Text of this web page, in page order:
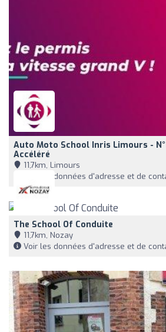
Auto Moto School Inris Limours -
Accéléré
11,7km, Limours
Voir les données d'adresse et de
The School Of Conduite
11,7km, Nozay
Voir les données d'adresse et de